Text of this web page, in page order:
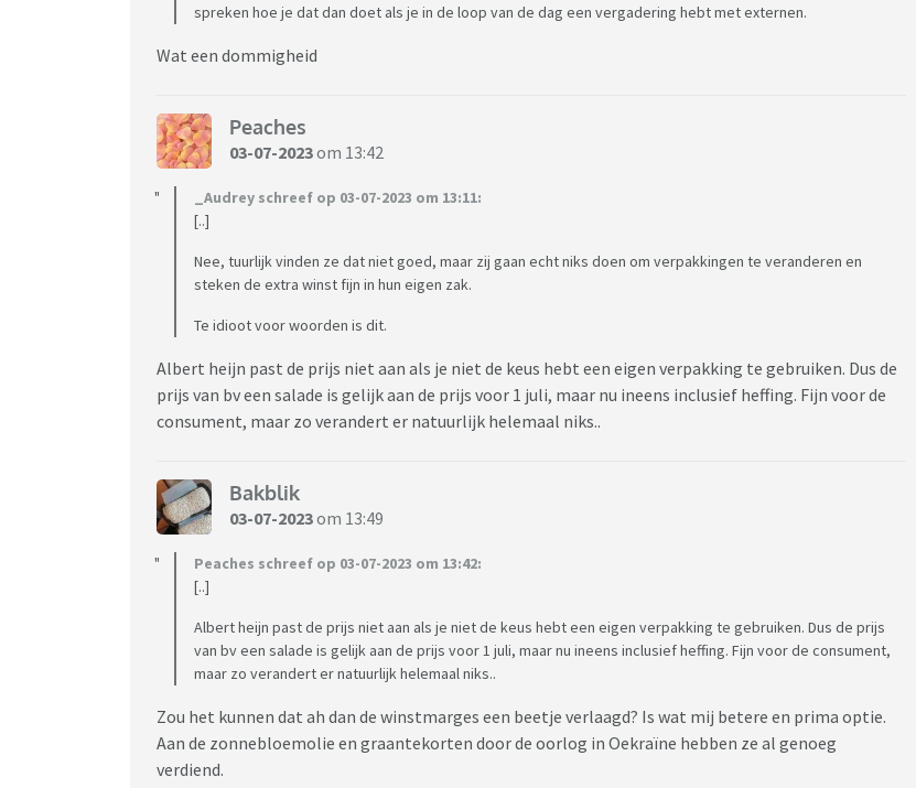
spreken hoe je dat dan doet als je in de loop van de dag een vergadering hebt met externen.
Wat een dommigheid
Peaches
03-07-2023om 13:42
_Audrey schreef op 03-07-2023 om 13:11:
[..]
Nee, tuurlijk vinden ze dat niet goed, maar zij gaan echt niks doen om verpakkingen te veranderen en
steken de extra winst fijn in hun eigen zak.
Te idioot voor woorden is dit.
Albert heijn past de prijs niet aan als je niet de keus hebt een eigen verpakking te gebruiken. Dus de
prijs van bv een salade is gelijk aan de prijs voor 1 juli, maar nu ineens inclusief heffing. Fijn voor de
consument, maar zo verandert er natuurlijk helemaal niks..
Bakblik
03-07-2023om 13:49
Peaches schreef op 03-07-2023 om 13:42:
[..]
Albert heijn past de prijs niet aan als je niet de keus hebt een eigen verpakking te gebruiken. Dus de prijs
van bv een salade is gelijk aan de prijs voor 1 juli, maar nu ineens inclusief heffing. Fijn voor de consument,
maar zo verandert er natuurlijk helemaal niks..
Zou het kunnen dat ah dan de winstmarges een beetje verlaagd? Is wat mij betere en prima optie.
Aan de zonnebloemolie en graantekorten door de oorlog in Oekraïne hebben ze al genoeg
verdiend.